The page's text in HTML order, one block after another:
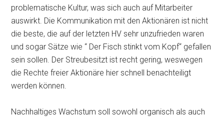
problematische Kultur, was sich auch auf Mitarbeiter
auswirkt. Die Kommunikation mit den Aktionären ist nicht
die beste, die auf der letzten HV sehr unzufrieden waren
und sogar Sätze wie “ Der Fisch stinkt vom Kopf“ gefallen
sein sollen. Der Streubesitzt ist recht gering, weswegen
die Rechte freier Aktionäre hier schnell benachteiligt
werden können.
Nachhaltiges Wachstum soll sowohl organisch als auch